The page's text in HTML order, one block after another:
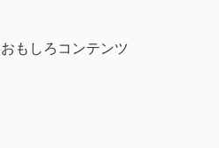
おもしろコンテンツ